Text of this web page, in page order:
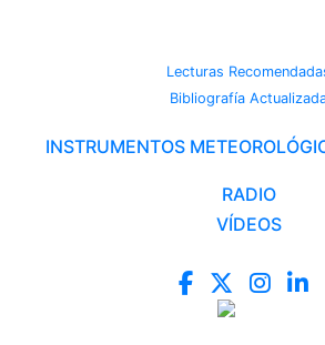
Lecturas
Bibliografía
INSTRUMENTOS
RADIO
VÍDEOS